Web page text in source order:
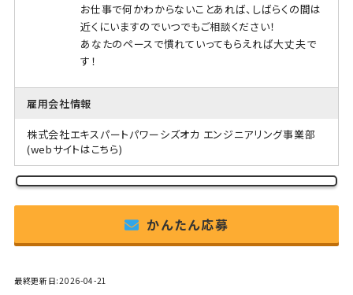
お仕事で何かわからないことあれば、しばらくの間は
近くにいますのでいつでもご相談ください！
あなたのペースで慣れていってもらえれば大丈夫で
す！
雇用会社情報
株式会社エキスパートパワーシズオカ エンジニアリング事業部
(webサイトはこちら)
かんたん応募
最終更新日:2026-04-21